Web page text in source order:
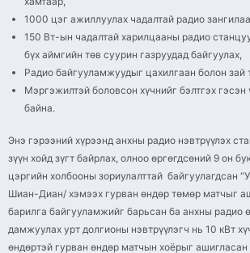
1000 цэг ажиллуулах чадалтай радио
150 Вт-ын чадалтай харилцааны радио
бүх аймгийн төв суурин газруудад байгуулах,
Радио байгууламжуудыг цахилгаан болон зай
Мэргэжилтэй боловсон хүчнийг бэлтгэх гэсэн
байна.
Энэ гэрээний хүрээнд анхны радио нэвтрүүлэх
зүүн хойд зүгт байрлах, олноо өргөгдсөний 9 он
цэргийн холбооны зориулалттай байгуулагдсан
Шиан-Диан/ хэмээх гурван өндөр төмөр матчыг
барилга байгууламжийг барьсан ба анхны радио
дамжуулах урт долгионы нэвтрүүлэгч нь 10 кВт
өндөртэй гурван өндөр матчын хоёрыг